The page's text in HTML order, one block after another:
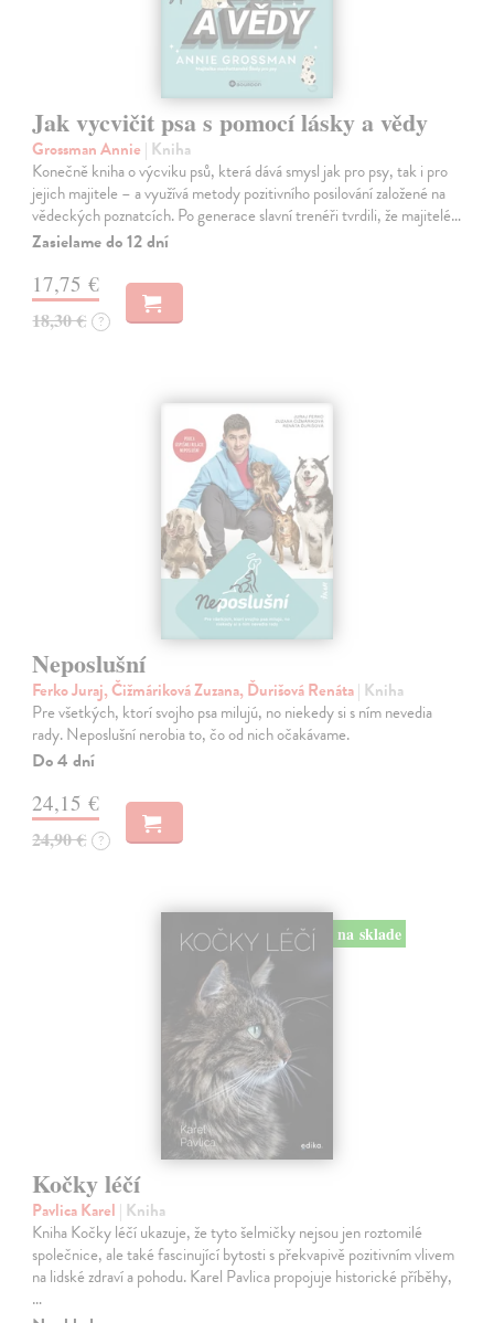
Jak vycvičit psa s pomocí lásky a vědy
Grossman Annie | Kniha
Konečně kniha o výcviku psů, která dává smysl jak pro psy, tak i pro
jejich majitele – a využívá metody pozitivního posilování založené na
vědeckých poznatcích. Po generace slavní trenéři tvrdili, že majitelé…
Zasielame do 12 dní
17,75 €
18,30 € ?
Neposlušní
Ferko Juraj, Čižmáriková Zuzana, Ďurišová Renáta| Kniha
Pre všetkých, ktorí svojho psa milujú, no niekedy si s ním nevedia
rady. Neposlušní nerobia to, čo od nich očakávame.
Do 4 dní
24,15 €
24,90 € ?
na sklade
Kočky léčí
Pavlica Karel | Kniha
Kniha Kočky léčí ukazuje, že tyto šelmičky nejsou jen roztomilé
společnice, ale také fascinující bytosti s překvapivě pozitivním vlivem
na lidské zdraví a pohodu. Karel Pavlica propojuje historické příběhy,
…